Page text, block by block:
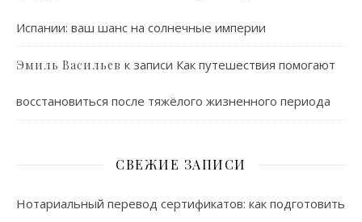
Испании: ваш шанс на солнечные империи
Эмиль Васильев к записи Как путешествия помогают
восстановиться после тяжёлого жизненного периода
СВЕЖИЕ ЗАПИСИ
Нотариальный перевод сертификатов: как подготовить